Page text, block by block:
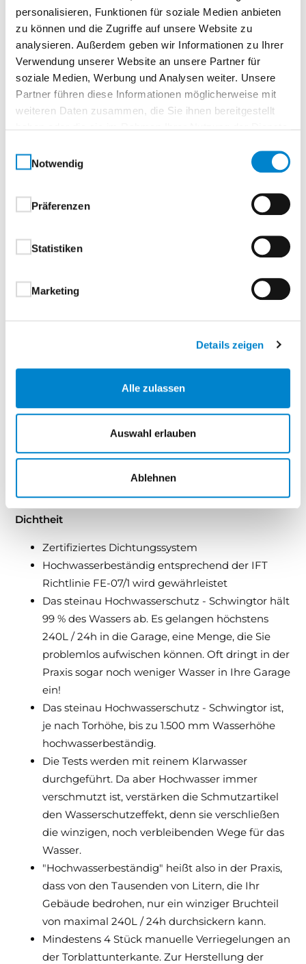
personalisieren, Funktionen für soziale Medien anbieten
zu können und die Zugriffe auf unsere Website zu
analysieren. Außerdem geben wir Informationen zu Ihrer
Verwendung unserer Website an unsere Partner für
soziale Medien, Werbung und Analysen weiter. Unsere
Partner führen diese Informationen möglicherweise mit
weiteren Daten zusammen, die Sie ihnen bereitgestellt
Notwendig
Präferenzen
Statistiken
Marketing
Details zeigen
Alle zulassen
Auswahl erlauben
Ablehnen
Oberflächenbeschichtung
Feuerverzinkung 1) (Vollbad-Verzinkung)
1) Durch die Feuerverzinkung können Unebenheiten in der lackierten
Oberfläche entstehen. Diese sind fertigungsbedingt und stellen keinen
Mangel dar.
innen) lackiert.
Manuell oder mit Antrieb (soptionales Zubehör)
Beschlag
Wartungsfreier Hebelbeschlag, kugelgelagerte
Kunststofflaufrollen und Führungsschienen verzinkt.
Gewichtsausgleich mit Multi-Federpaket nach EN-
Anschlag des Torflügels durch Gummipuffer in den
Laufschienen Ausführung nach derzeit geltenden EU-
Normen.
Dichtheit
Zertifiziertes Dichtungssystem
Hochwasserbeständig entsprechend der IFT
Richtlinie FE-07/1 wird gewährleistet
Das steinau Hochwasserschutz - Schwingtor hält
99 % des Wassers ab. Es gelangen höchstens
240L / 24h in die Garage, eine Menge, die Sie
problemlos aufwischen können. Oft dringt in der
Praxis sogar noch weniger Wasser in Ihre Garage
ein!
Das steinau Hochwasserschutz - Schwingtor ist,
je nach Torhöhe, bis zu 1.500 mm Wasserhöhe
hochwasserbeständig.
Die Tests werden mit reinem Klarwasser
durchgeführt. Da aber Hochwasser immer
verschmutzt ist, verstärken die Schmutzartikel
den Wasserschutzeffekt, denn sie verschließen
die winzigen, noch verbleibenden Wege für das
Wasser.
"Hochwasserbeständig" heißt also in der Praxis,
dass von den Tausenden von Litern, die Ihr
Gebäude bedrohen, nur ein winziger Bruchteil
von maximal 240L / 24h durchsickern kann.
Mindestens 4 Stück manuelle Verriegelungen an
der Torblattunterkante. Zur Herstellung der